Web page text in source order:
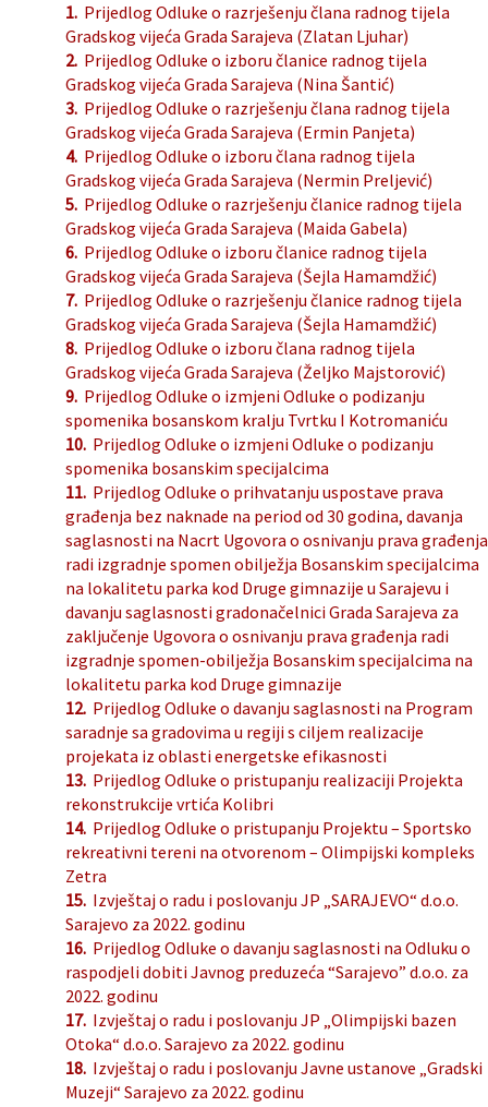
1. Prijedlog Odluke o razrješenju člana radnog tijela
Gradskog vijeća Grada Sarajeva (Zlatan Ljuhar)
2. Prijedlog Odluke o izboru članice radnog tijela
Gradskog vijeća Grada Sarajeva (Nina Šantić)
3. Prijedlog Odluke o razrješenju člana radnog tijela
Gradskog vijeća Grada Sarajeva (Ermin Panjeta)
4. Prijedlog Odluke o izboru člana radnog tijela
Gradskog vijeća Grada Sarajeva (Nermin Preljević)
5. Prijedlog Odluke o razrješenju članice radnog tijela
Gradskog vijeća Grada Sarajeva (Maida Gabela)
6. Prijedlog Odluke o izboru članice radnog tijela
Gradskog vijeća Grada Sarajeva (Šejla Hamamdžić)
7. Prijedlog Odluke o razrješenju članice radnog tijela
Gradskog vijeća Grada Sarajeva (Šejla Hamamdžić)
8. Prijedlog Odluke o izboru člana radnog tijela
Gradskog vijeća Grada Sarajeva (Željko Majstorović)
9. Prijedlog Odluke o izmjeni Odluke o podizanju
spomenika bosanskom kralju Tvrtku I Kotromaniću
10. Prijedlog Odluke o izmjeni Odluke o podizanju
spomenika bosanskim specijalcima
11. Prijedlog Odluke o prihvatanju uspostave prava
građenja bez naknade na period od 30 godina, davanja
saglasnosti na Nacrt Ugovora o osnivanju prava građenja
radi izgradnje spomen obilježja Bosanskim specijalcima
na lokalitetu parka kod Druge gimnazije u Sarajevu i
davanju saglasnosti gradonačelnici Grada Sarajeva za
zaključenje Ugovora o osnivanju prava građenja radi
izgradnje spomen-obilježja Bosanskim specijalcima na
lokalitetu parka kod Druge gimnazije
12. Prijedlog Odluke o davanju saglasnosti na Program
saradnje sa gradovima u regiji s ciljem realizacije
projekata iz oblasti energetske efikasnosti
13. Prijedlog Odluke o pristupanju realizaciji Projekta
rekonstrukcije vrtića Kolibri
14. Prijedlog Odluke o pristupanju Projektu – Sportsko
rekreativni tereni na otvorenom – Olimpijski kompleks
Zetra
15. Izvještaj o radu i poslovanju JP „SARAJEVO“ d.o.o.
Sarajevo za 2022. godinu
16. Prijedlog Odluke o davanju saglasnosti na Odluku o
raspodjeli dobiti Javnog preduzeća “Sarajevo” d.o.o. za
2022. godinu
17. Izvještaj o radu i poslovanju JP „Olimpijski bazen
Otoka“ d.o.o. Sarajevo za 2022. godinu
18. Izvještaj o radu i poslovanju Javne ustanove „Gradski
Muzeji“ Sarajevo za 2022. godinu